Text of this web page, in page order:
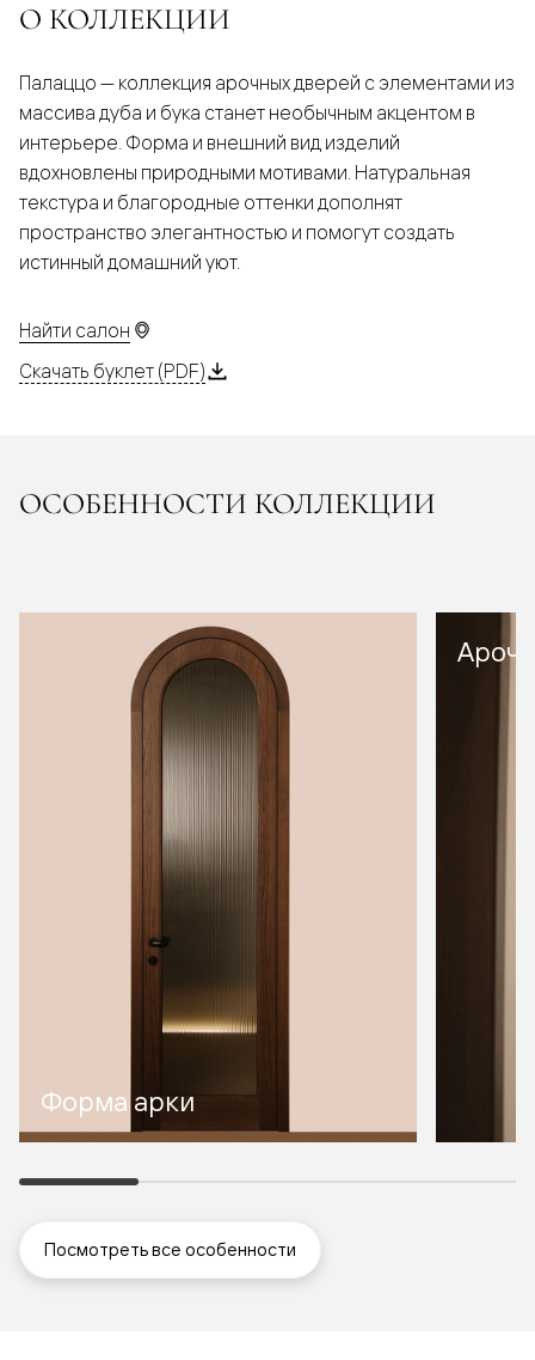
О КОЛЛЕКЦИИ
Палаццо — коллекция арочных дверей с элементами из
массива дуба и бука станет необычным акцентом в
интерьере. Форма и внешний вид изделий
вдохновлены природными мотивами. Натуральная
текстура и благородные оттенки дополнят
пространство элегантностью и помогут создать
истинный домашний уют.
Найти салон
Скачать буклет (PDF)
ОСОБЕННОСТИ КОЛЛЕКЦИИ
Форма арки
Посмотреть все особенности